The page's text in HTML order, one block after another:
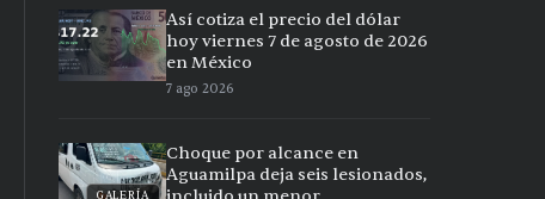
Así cotiza el precio del dólar
hoy viernes 7 de agosto de 2026
en México
7 ago 2026
GALERÍA
Choque por alcance en
Aguamilpa deja seis lesionados,